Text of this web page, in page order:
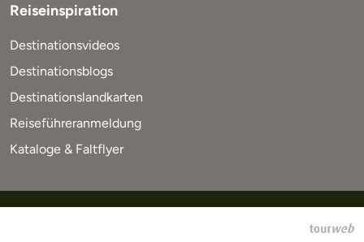
Reiseinspiration
Destinationsvideos
Destinationsblogs
Destinationslandkarten
Reiseführeranmeldung
Kataloge & Faltflyer